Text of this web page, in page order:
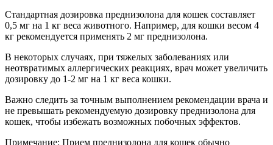
Стандартная дозировка преднизолона для кошек составляет
0,5 мг на 1 кг веса животного. Например, для кошки весом 4
кг рекомендуется применять 2 мг преднизолона.
В некоторых случаях, при тяжелых заболеваниях или
неотвратимых аллергических реакциях, врач может увеличить
дозировку до 1-2 мг на 1 кг веса кошки.
Важно следить за точным выполнением рекомендации врача и
не превышать рекомендуемую дозировку преднизолона для
кошек, чтобы избежать возможных побочных эффектов.
Примечание: Прием преднизолона для кошек обычно